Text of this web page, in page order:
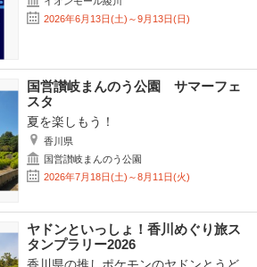
2026年6月13日(土)～9月13日(日)
国営讃岐まんのう公園 サマーフェ
スタ
夏を楽しもう！
香川県
国営讃岐まんのう公園
2026年7月18日(土)～8月11日(火)
ヤドンといっしょ！香川めぐり旅ス
タンプラリー2026